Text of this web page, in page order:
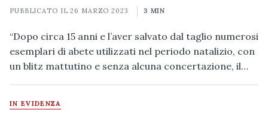
PUBBLICATO IL26 MARZO 2023 3 MIN
“Dopo circa 15 anni e l’aver salvato dal taglio numerosi
esemplari di abete utilizzati nel periodo natalizio, con
un blitz mattutino e senza alcuna concertazione, il…
IN EVIDENZA